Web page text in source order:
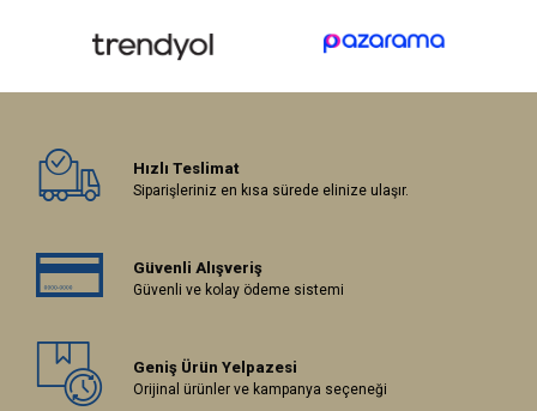
Hızlı Teslimat
Siparişleriniz en kısa sürede elinize ulaşır.
Güvenli Alışveriş
Güvenli ve kolay ödeme sistemi
Geniş Ürün Yelpazesi
Orijinal ürünler ve kampanya seçeneği